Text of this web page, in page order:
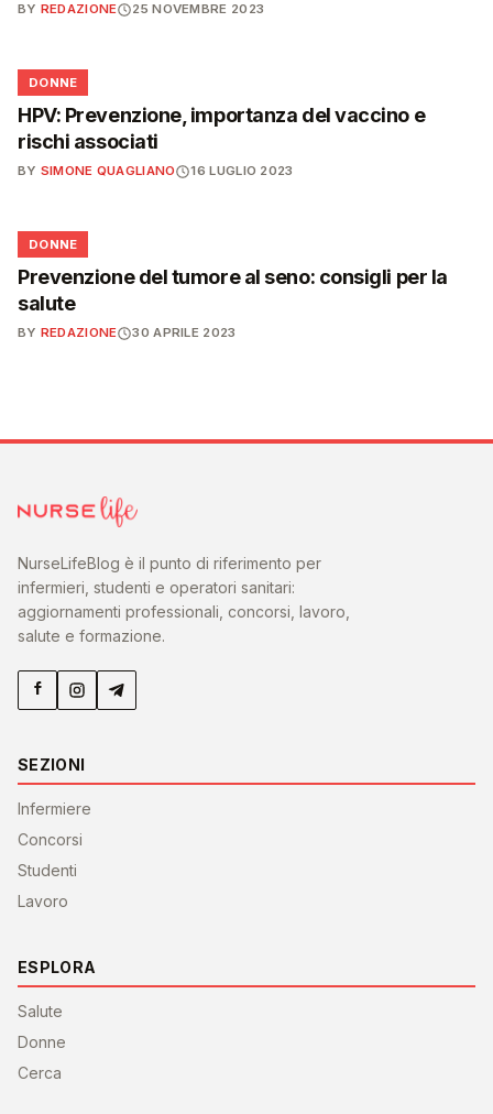
BY REDAZIONE 25 NOVEMBRE 2023
🌸
DONNE
HPV: Prevenzione, importanza del vaccino e
rischi associati
BY SIMONE QUAGLIANO 16 LUGLIO 2023
🌸
DONNE
Prevenzione del tumore al seno: consigli per la
salute
BY REDAZIONE 30 APRILE 2023
NurseLifeBlog è il punto di riferimento per
infermieri, studenti e operatori sanitari:
aggiornamenti professionali, concorsi, lavoro,
salute e formazione.
SEZIONI
Infermiere
Concorsi
Studenti
Lavoro
ESPLORA
Salute
Donne
Cerca